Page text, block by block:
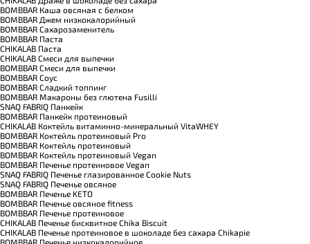
BOMBBAR Каша овсяная с белком
BOMBBAR Джем низкокалорийный
BOMBBAR Сахарозаменитель
BOMBBAR Паста
CHIKALAB Паста
CHIKALAB Смеси для выпечки
BOMBBAR Смеси для выпечки
BOMBBAR Соус
BOMBBAR Сладкий топпинг
BOMBBAR Макароны без глютена Fusilli
SNAQ FABRIQ Панкейк
BOMBBAR Панкейк протеиновый
CHIKALAB Коктейль витаминно-минеральный VitaWHEY
BOMBBAR Коктейль протеиновый Pro
BOMBBAR Коктейль протеиновый
BOMBBAR Коктейль протеиновый Vegan
BOMBBAR Печенье протеиновое Vegan
SNAQ FABRIQ Печенье глазированное Cookie Nuts
SNAQ FABRIQ Печенье овсяное
BOMBBAR Печенье KETO
BOMBBAR Печенье овсяное fitness
BOMBBAR Печенье протеиновое
CHIKALAB Печенье бисквитное Chika Biscuit
CHIKALAB Печенье протеиновое в шоколаде без сахара Chikapie
BOMBBAR Печенье низкокалорийное